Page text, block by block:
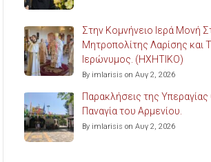
Στην Κομνήνειο Ιερά Μονή
Μητροπολίτης Λαρίσης και
Ιερώνυμος. (ΗΧΗΤΙΚΟ)
By imlarisis on Αυγ 2, 2026
Παρακλήσεις της
Παναγία του Αρμενίου.
By imlarisis on Αυγ 2, 2026